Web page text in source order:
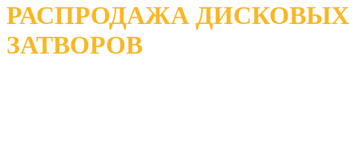
РАСПРОДАЖА ДИСКОВЫХ
ЗАТВОРОВ